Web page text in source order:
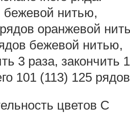
бежевой нитью,
оранжевой
бежевой нитью,
3 раза,
101 (113) 125
цветов С